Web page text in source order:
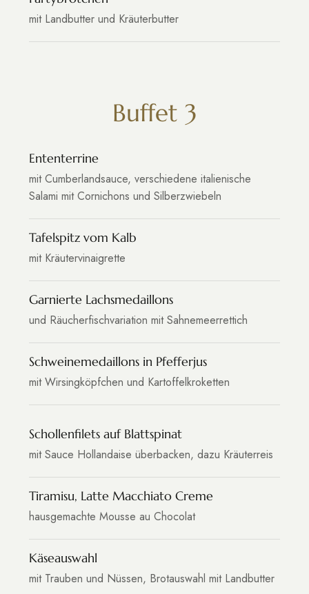
mit Landbutter und Kräuterbutter
Buffet 3
Ententerrine
mit Cumberlandsauce, verschiedene italienische
Salami mit Cornichons und Silberzwiebeln
Tafelspitz vom Kalb
mit Kräutervinaigrette
Garnierte Lachsmedaillons
und Räucherfischvariation mit Sahnemeerrettich
Schweinemedaillons in Pfefferjus
mit Wirsingköpfchen und Kartoffelkroketten
Schollenfilets auf Blattspinat
mit Sauce Hollandaise überbacken, dazu Kräuterreis
Tiramisu, Latte Macchiato Creme
hausgemachte Mousse au Chocolat
Käseauswahl
mit Trauben und Nüssen, Brotauswahl mit Landbutter